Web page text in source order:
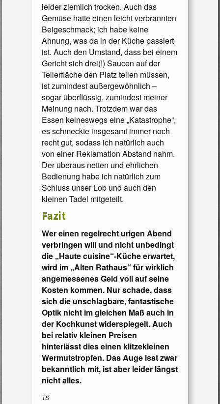
leider ziemlich trocken. Auch das
Gemüse hatte einen leicht verbrannten
Beigeschmack; ich habe keine
Ahnung, was da in der Küche passiert
ist. Auch den Umstand, dass bei einem
Gericht sich drei(!) Saucen auf der
Tellerfläche den Platz teilen müssen,
ist zumindest außergewöhnlich –
sogar überflüssig, zumindest meiner
Meinung nach. Trotzdem war das
Essen keineswegs eine „Katastrophe“,
es schmeckte insgesamt immer noch
recht gut, sodass ich natürlich auch
von einer Reklamation Abstand nahm.
Der überaus netten und ehrlichen
Bedienung habe ich natürlich zum
Schluss unser Lob und auch den
kleinen Tadel mitgeteilt.
Fazit
Wer einen regelrecht urigen Abend
verbringen will und nicht unbedingt
die „Haute cuisine“-Küche erwartet,
wird im „Alten Rathaus“ für wirklich
angemessenes Geld voll auf seine
Kosten kommen. Nur schade, dass
sich die unschlagbare, fantastische
Optik nicht im gleichen Maß auch in
der Kochkunst widerspiegelt. Auch
bei relativ kleinen Preisen
hinterlässt dies einen klitzekleinen
Wermutstropfen. Das Auge isst zwar
bekanntlich mit, ist aber leider längst
nicht alles.
TS